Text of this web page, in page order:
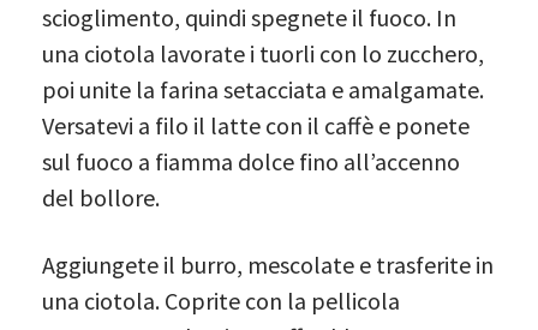
scioglimento, quindi spegnete il fuoco. In
una ciotola lavorate i tuorli con lo zucchero,
poi unite la farina setacciata e amalgamate.
Versatevi a filo il latte con il caffè e ponete
sul fuoco a fiamma dolce fino all’accenno
del bollore.
Aggiungete il burro, mescolate e trasferite in
una ciotola. Coprite con la pellicola